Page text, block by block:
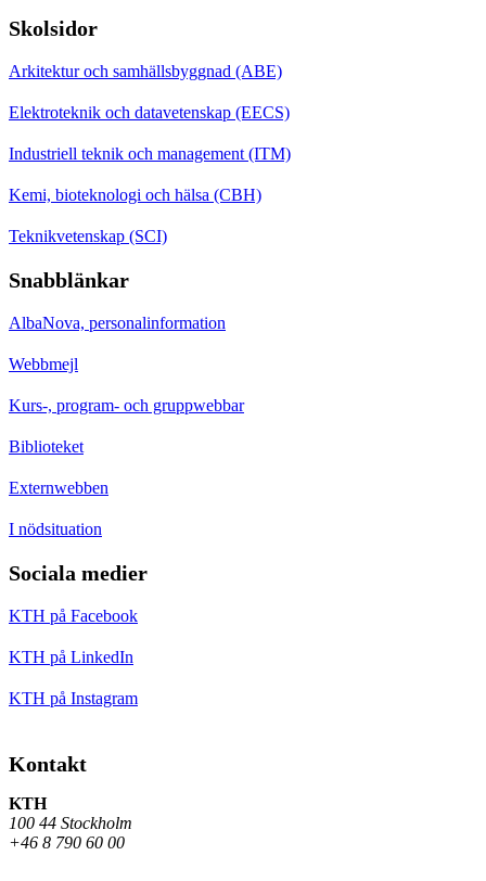
Skolsidor
Arkitektur och samhällsbyggnad (ABE)
Elektroteknik och datavetenskap (EECS)
Industriell teknik och management (ITM)
Kemi, bioteknologi och hälsa (CBH)
Teknikvetenskap (SCI)
Snabblänkar
AlbaNova, personalinformation
Webbmejl
Kurs-, program- och gruppwebbar
Biblioteket
Externwebben
I nödsituation
Sociala medier
KTH på Facebook
KTH på LinkedIn
KTH på Instagram
Kontakt
KTH
100 44 Stockholm
+46 8 790 60 00